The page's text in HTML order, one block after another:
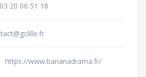
03 20 06 51 18
https://www.bananadrama.fr/